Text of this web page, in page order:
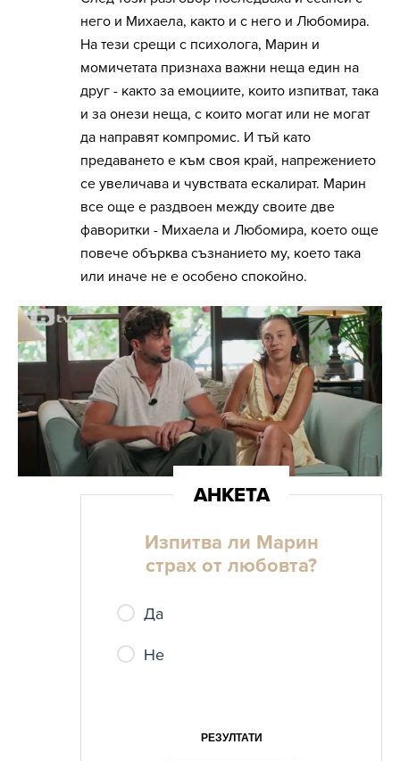
него и Михаела, както и с него и Любомира.
На тези срещи с психолога, Марин и
момичетата признаха важни неща един на
друг - както за емоциите, които изпитват, така
и за онези неща, с които могат или не могат
да направят компромис. И тъй като
предаването е към своя край, напрежението
се увеличава и чувствата ескалират. Марин
все още е раздвоен между своите две
фаворитки - Михаела и Любомира, което още
повече обърква съзнанието му, което така
или иначе не е особено спокойно.
Изпитва ли Марин
страх от любовта?
Да
Не
РЕЗУЛТАТИ